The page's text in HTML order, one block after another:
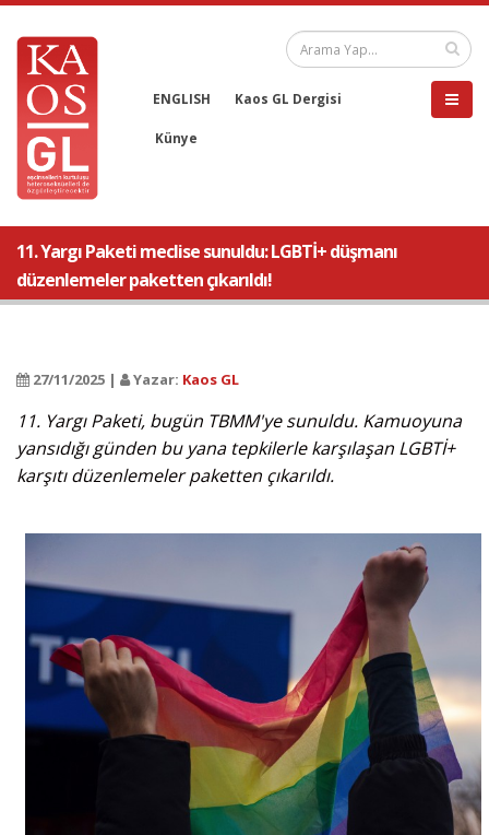
ENGLISH Kaos GL Dergisi
Künye
11. Yargı Paketi meclise sunuldu: LGBTİ+ düşmanı
düzenlemeler paketten çıkarıldı!
27/11/2025 | Yazar: Kaos GL
11. Yargı Paketi, bugün TBMM'ye sunuldu. Kamuoyuna
yansıdığı günden bu yana tepkilerle karşılaşan LGBTİ+
karşıtı düzenlemeler paketten çıkarıldı.